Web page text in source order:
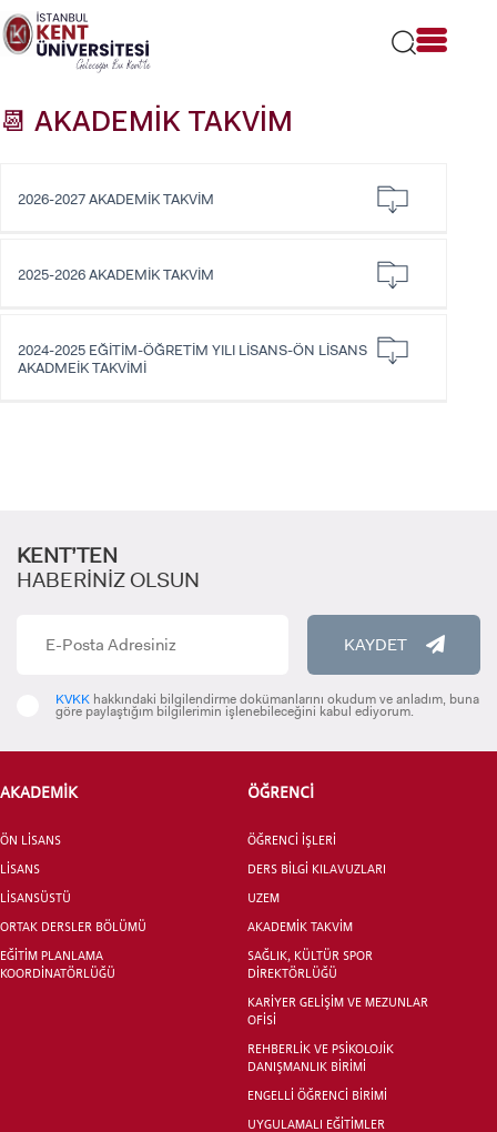
Lütfen
dikkat:
Bu
bir
ADAY ÖĞRENCİ
LİSANSÜSTÜ EĞİTİM ENSTİTÜSÜ
📆 AKADEMİK TAKVİM
2026-2027 AKADEMİK TAKVİM
2025-2026 AKADEMİK TAKVİM
2024-2025 EĞİTİM-ÖĞRETİM YILI LİSANS-ÖN LİSANS
AKADMEİK TAKVİMİ
KENT’TEN
HABERİNİZ OLSUN
KAYDET
KVKK hakkındaki bilgilendirme dokümanlarını okudum ve anladım, buna
göre paylaştığım bilgilerimin işlenebileceğini kabul ediyorum.
AKADEMİK
ÖN LİSANS
LİSANS
LİSANSÜSTÜ
ORTAK DERSLER BÖLÜMÜ
EĞİTİM PLANLAMA
KOORDİNATÖRLÜĞÜ
ÖĞRENCİ
ÖĞRENCİ İŞLERİ
DERS BİLGİ KILAVUZLARI
UZEM
AKADEMİK TAKVİM
SAĞLIK, KÜLTÜR SPOR
DİREKTÖRLÜĞÜ
KARİYER GELİŞİM VE MEZUNLAR
OFİSİ
REHBERLİK VE PSİKOLOJİK
DANIŞMANLIK BİRİMİ
ENGELLİ ÖĞRENCİ BİRİMİ
UYGULAMALI EĞİTİMLER